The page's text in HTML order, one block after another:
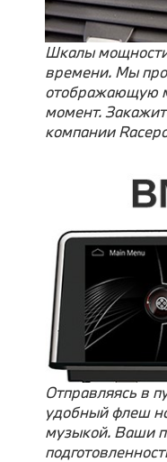
Шкалы
времени. Мы
отображающую
момент.
компании
Отправляясь в
удобный флеш
музыкой. Ваши